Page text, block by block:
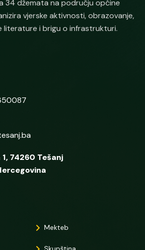
34 džemata na području općine
vjerske aktivnosti, obrazovanje,
literature i brigu o infrastrukturi.
74260 Tešanj
Mekteb